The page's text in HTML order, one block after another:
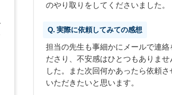
のやり取りをしてくださいました。
Q. 実際に依頼してみての感想
担当の先生も事細かにメールで連絡
ださり、不安感はひとつもありませ
した。また次回何かあったら依頼さ
いただきたいと思います。